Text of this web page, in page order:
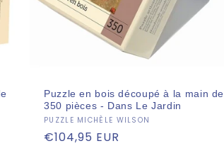
Puzzle en bois découpé à la main de
350 pièces - Dans Le Jardin
Fournisseur :
PUZZLE MICHÈLE WILSON
Prix
€104,95 EUR